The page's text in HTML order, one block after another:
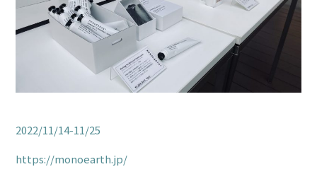
2022/11/14-11/25
https://monoearth.jp/